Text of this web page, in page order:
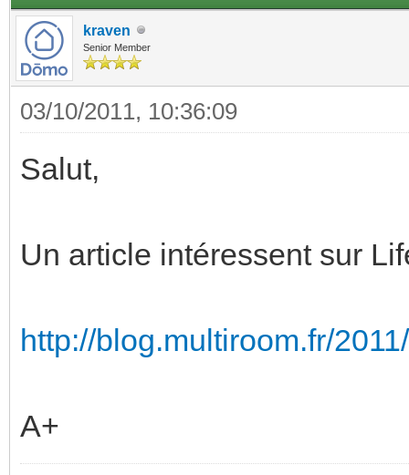
kraven
Senior Member
03/10/2011, 10:36:09
Salut,
Un article intéressent sur
http://blog.multiroom.fr/
A+